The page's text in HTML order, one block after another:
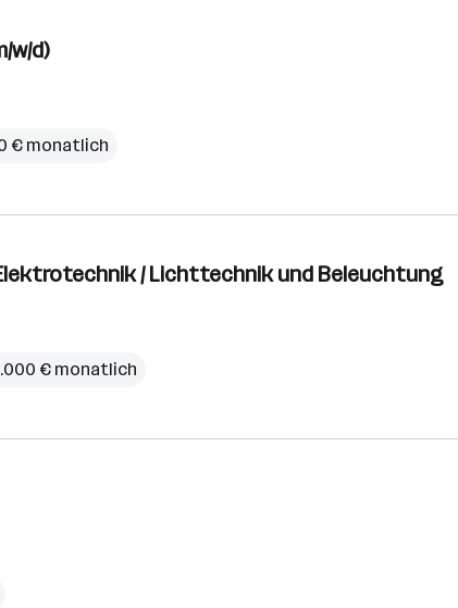
w/d)
€ monatlich
/ Lichttechnik und Beleuchtung
€ monatlich